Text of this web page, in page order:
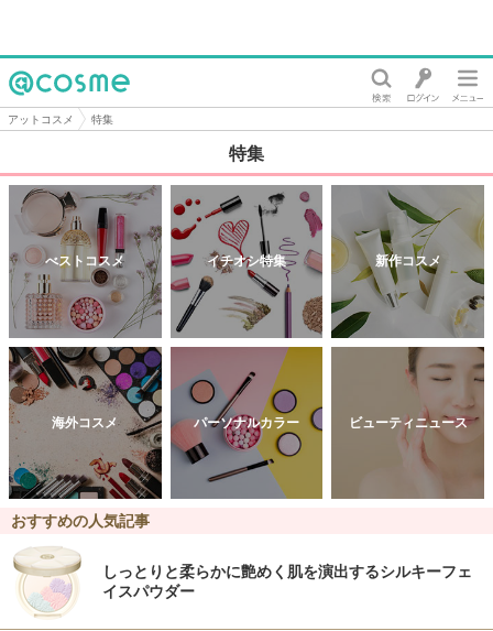
@cosme
アットコスメ 特集
特集
べストコスメ イチオシ特集 新作コスメ
海外コスメ パーソナルカラー ビューティニュース
おすすめの人気記事
しっとりと柔らかに艶めく肌を演出するシルキーフェ
イスパウダー